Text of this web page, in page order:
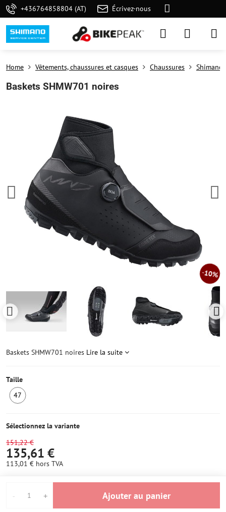
+436764858804 (AT) Écrivez-nous
10%
Home Vêtements, chaussures et casques Chaussures Shimano
Baskets SHMW701 noires
Baskets SHMW701 noires Lire la suite
Taille
47
stock
Sélectionnez la variante
151,22 €
135,61 €
113,01 € hors TVA
Ajouter au panier